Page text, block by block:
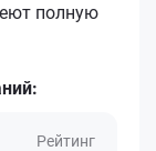
полную
Рейтинг